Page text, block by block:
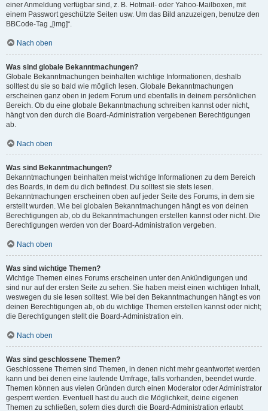
einer Anmeldung verfügbar sind, z. B. Hotmail- oder Yahoo-Mailboxen, mit
einem Passwort geschützte Seiten usw. Um das Bild anzuzeigen, benutze den
BBCode-Tag „[img]“.
Nach oben
Was sind globale Bekanntmachungen?
Globale Bekanntmachungen beinhalten wichtige Informationen, deshalb
solltest du sie so bald wie möglich lesen. Globale Bekanntmachungen
erscheinen ganz oben in jedem Forum und ebenfalls in deinem persönlichen
Bereich. Ob du eine globale Bekanntmachung schreiben kannst oder nicht,
hängt von den durch die Board-Administration vergebenen Berechtigungen
ab.
Nach oben
Was sind Bekanntmachungen?
Bekanntmachungen beinhalten meist wichtige Informationen zu dem Bereich
des Boards, in dem du dich befindest. Du solltest sie stets lesen.
Bekanntmachungen erscheinen oben auf jeder Seite des Forums, in dem sie
erstellt wurden. Wie bei globalen Bekanntmachungen hängt es von deinen
Berechtigungen ab, ob du Bekanntmachungen erstellen kannst oder nicht. Die
Berechtigungen werden von der Board-Administration vergeben.
Nach oben
Was sind wichtige Themen?
Wichtige Themen eines Forums erscheinen unter den Ankündigungen und
sind nur auf der ersten Seite zu sehen. Sie haben meist einen wichtigen Inhalt,
weswegen du sie lesen solltest. Wie bei den Bekanntmachungen hängt es von
deinen Berechtigungen ab, ob du wichtige Themen erstellen kannst oder nicht;
die Berechtigungen stellt die Board-Administration ein.
Nach oben
Was sind geschlossene Themen?
Geschlossene Themen sind Themen, in denen nicht mehr geantwortet werden
kann und bei denen eine laufende Umfrage, falls vorhanden, beendet wurde.
Themen können aus vielen Gründen durch einen Moderator oder Administrator
gesperrt werden. Eventuell hast du auch die Möglichkeit, deine eigenen
Themen zu schließen, sofern dies durch die Board-Administration erlaubt